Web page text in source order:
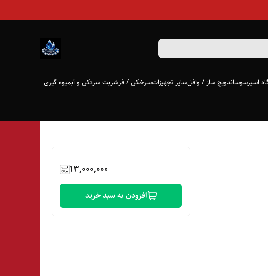
اسپرسوساندویچ ساز / وافلسایر تجهیزاتسرخکن / فرشربت سردکن و آبمیوه گیری
13,000,000
افزودن به سبد خرید